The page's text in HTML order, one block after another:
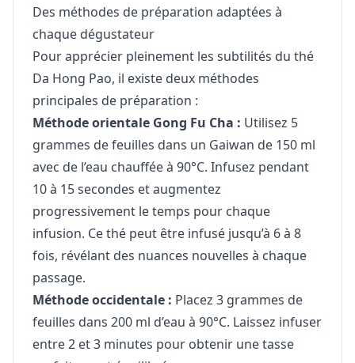
Des méthodes de préparation adaptées à
chaque dégustateur
Pour apprécier pleinement les subtilités du thé
Da Hong Pao, il existe deux méthodes
principales de préparation :
Méthode orientale Gong Fu Cha : Utilisez 5
grammes de feuilles dans un Gaiwan de 150 ml
avec de l’eau chauffée à 90°C. Infusez pendant
10 à 15 secondes et augmentez
progressivement le temps pour chaque
infusion. Ce thé peut être infusé jusqu’à 6 à 8
fois, révélant des nuances nouvelles à chaque
passage.
Méthode occidentale : Placez 3 grammes de
feuilles dans 200 ml d’eau à 90°C. Laissez infuser
entre 2 et 3 minutes pour obtenir une tasse